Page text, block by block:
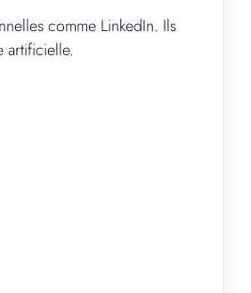
comme LinkedIn. Ils
artificielle.